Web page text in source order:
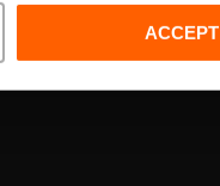
ACCEPT